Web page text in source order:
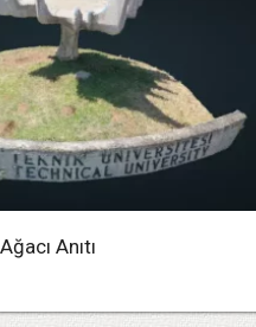
Anıtı